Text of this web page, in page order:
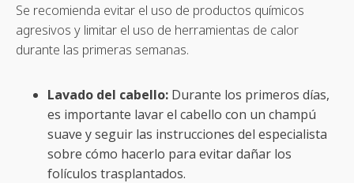
Se recomienda evitar el uso de productos químicos
agresivos y limitar el uso de herramientas de calor
durante las primeras semanas.
Lavado del cabello: Durante los primeros días,
es importante lavar el cabello con un champú
suave y seguir las instrucciones del especialista
sobre cómo hacerlo para evitar dañar los
folículos trasplantados.